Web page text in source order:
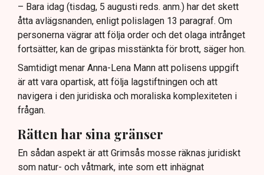
– Bara idag (tisdag, 5 augusti reds. anm.) har det skett
åtta avlägsnanden, enligt polislagen 13 paragraf. Om
personerna vägrar att följa order och det olaga intrånget
fortsätter, kan de gripas misstänkta för brott, säger hon.
Samtidigt menar Anna-Lena Mann att polisens uppgift
är att vara opartisk, att följa lagstiftningen och att
navigera i den juridiska och moraliska komplexiteten i
frågan.
Rätten har sina gränser
En sådan aspekt är att Grimsås mosse räknas juridiskt
som natur- och våtmark, inte som ett inhägnat